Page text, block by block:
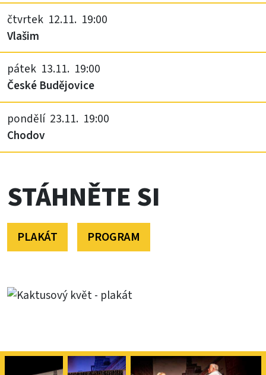
čtvrtek 12.11. 19:00
Vlašim
pátek 13.11. 19:00
České Budějovice
pondělí 23.11. 19:00
Chodov
STÁHNĚTE SI
PLAKÁT PROGRAM